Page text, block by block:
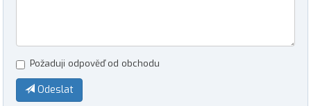
Požaduji odpověď od obchodu
Odeslat